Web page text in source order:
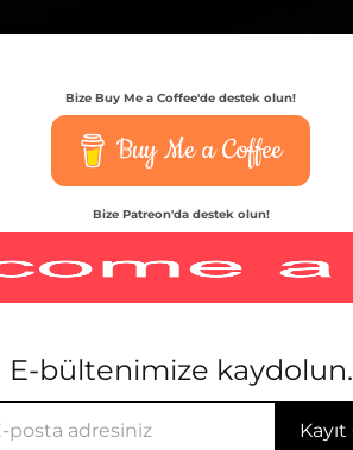
Bize Buy Me a Coffee'de destek olun!
Buy Me a Coffee
Bize Patreon'da destek olun!
E-bültenimize kaydolun.